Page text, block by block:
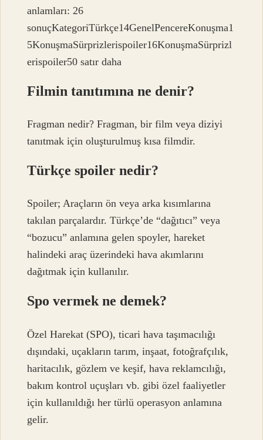
anlamları: 26
sonuçKategoriTürkçe14GenelPencereKonuşma1
5KonuşmaSürprizlerispoiler16KonuşmaSürprizl
erispoiler50 satır daha
Filmin tanıtımına ne denir?
Fragman nedir? Fragman, bir film veya diziyi
tanıtmak için oluşturulmuş kısa filmdir.
Türkçe spoiler nedir?
Spoiler; Araçların ön veya arka kısımlarına
takılan parçalardır. Türkçe’de “dağıtıcı” veya
“bozucu” anlamına gelen spoyler, hareket
halindeki araç üzerindeki hava akımlarını
dağıtmak için kullanılır.
Spo vermek ne demek?
Özel Harekat (SPO), ticari hava taşımacılığı
dışındaki, uçakların tarım, inşaat, fotoğrafçılık,
haritacılık, gözlem ve keşif, hava reklamcılığı,
bakım kontrol uçuşları vb. gibi özel faaliyetler
için kullanıldığı her türlü operasyon anlamına
gelir.